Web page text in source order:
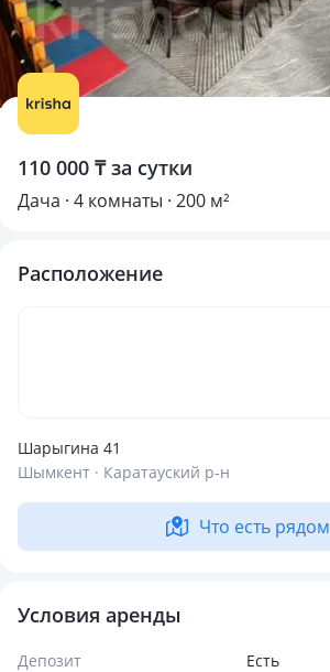
110 000 ₸ за сутки
Дача · 4 комнаты · 200 м²
Расположение
Шарыгина 41
Шымкент · Каратауский р-н
Что есть рядом
Условия аренды
Депозит
Есть